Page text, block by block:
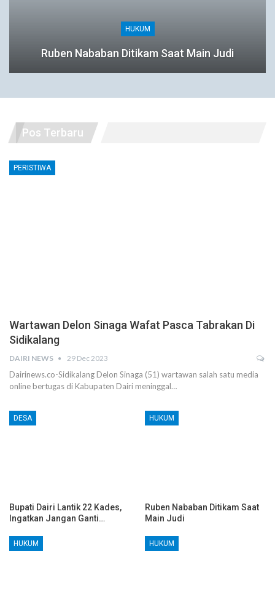
HUKUM
Ruben Nababan Ditikam Saat Main Judi
Pos Terbaru
PERISTIWA
Wartawan Delon Sinaga Wafat Pasca Tabrakan Di
Sidikalang
DAIRI NEWS 29 Dec 2023
Dairinews.co-Sidikalang Delon Sinaga (51) wartawan salah satu media
online bertugas di Kabupaten Dairi meninggal…
DESA
Bupati Dairi Lantik 22 Kades,
Ingatkan Jangan Ganti…
HUKUM
Ruben Nababan Ditikam Saat
Main Judi
HUKUM HUKUM